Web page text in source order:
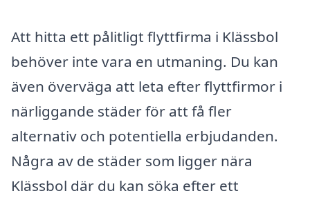
Att hitta ett pålitligt flyttfirma i Klässbol
behöver inte vara en utmaning. Du kan
även överväga att leta efter flyttfirmor i
närliggande städer för att få fler
alternativ och potentiella erbjudanden.
Några av de städer som ligger nära
Klässbol där du kan söka efter ett